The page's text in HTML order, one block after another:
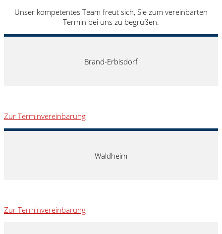
Unser kompetentes Team freut sich, Sie zum vereinbarten
Termin bei uns zu begrüßen.
Brand-Erbisdorf
Zur Terminvereinbarung
Waldheim
Zur Terminvereinbarung